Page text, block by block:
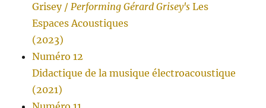
Grisey /Performing Gérard Grisey's Les
Espaces Acoustiques
(2023)
Numéro 12
Didactique de la musique électroacoustique
(2021)